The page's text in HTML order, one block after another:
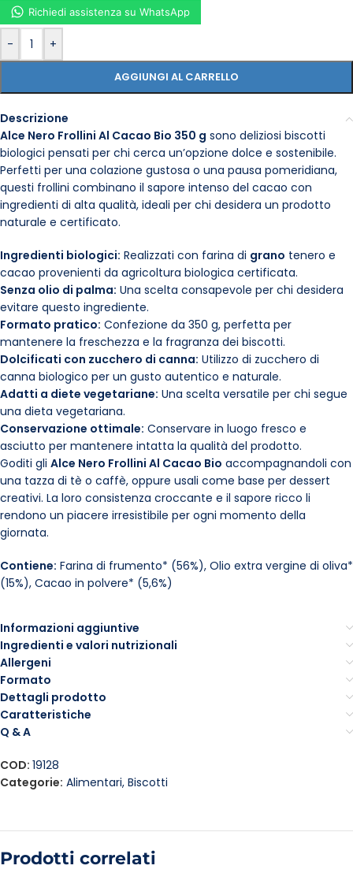
- +
AGGIUNGI AL CARRELLO
Richiedi assistenza su WhatsApp
Descrizione
Alce Nero Frollini Al Cacao Bio 350 g sono deliziosi biscotti
biologici pensati per chi cerca un’opzione dolce e sostenibile.
Perfetti per una colazione gustosa o una pausa pomeridiana,
questi frollini combinano il sapore intenso del cacao con
ingredienti di alta qualità, ideali per chi desidera un prodotto
naturale e certificato.
Ingredienti biologici: Realizzati con farina di grano tenero e
cacao provenienti da agricoltura biologica certificata.
Senza olio di palma: Una scelta consapevole per chi desidera
evitare questo ingrediente.
Formato pratico: Confezione da 350 g, perfetta per
mantenere la freschezza e la fragranza dei biscotti.
Dolcificati con zucchero di canna: Utilizzo di zucchero di
canna biologico per un gusto autentico e naturale.
Adatti a diete vegetariane: Una scelta versatile per chi segue
una dieta vegetariana.
Conservazione ottimale: Conservare in luogo fresco e
asciutto per mantenere intatta la qualità del prodotto.
Goditi gli Alce Nero Frollini Al Cacao Bio accompagnandoli con
una tazza di tè o caffè, oppure usali come base per dessert
creativi. La loro consistenza croccante e il sapore ricco li
rendono un piacere irresistibile per ogni momento della
giornata.
Contiene: Farina di frumento* (56%), Olio extra vergine di oliva*
(15%), Cacao in polvere* (5,6%)
Informazioni aggiuntive
Ingredienti e valori nutrizionali
Allergeni
Formato
Dettagli prodotto
Caratteristiche
Q & A
COD: 19128
Categorie: Alimentari, Biscotti
Prodotti correlati